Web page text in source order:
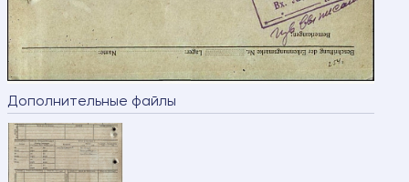
Дополнительные файлы